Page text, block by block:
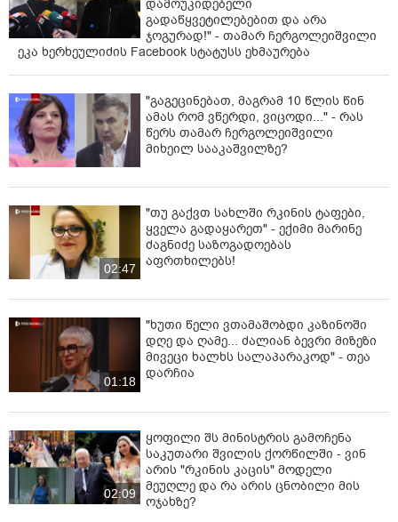
დამოუკიდებელი
გადაწყვეტილებებით და არა
ჯოგურად!" - თამარ ჩერგოლეიშვილი
ეკა ხერხეულიძის Facebook სტატუსს ეხმაურება
"გაგეცინებათ, მაგრამ 10 წლის წინ
ამას რომ ვწერდი, ვიცოდი..." - რას
წერს თამარ ჩერგოლეიშვილი
მიხეილ სააკაშვილზე?
02:47
"თუ გაქვთ სახლში რკინის ტაფები,
ყველა გადაყარეთ" - ექიმი მარინე
ძაგნიძე საზოგადოებას
აფრთხილებს!
01:18
"ხუთი წელი ვთამაშობდი კაზინოში
დღე და ღამე... ძალიან ბევრი მიზეზი
მივეცი ხალხს სალაპარაკოდ" - თეა
დარჩია
02:09
ყოფილი შს მინისტრის გამოჩენა
საკუთარი შვილის ქორწილში - ვინ
არის "რკინის კაცის" მოდელი
მეუღლე და რა არის ცნობილი მის
ოჯახზე?